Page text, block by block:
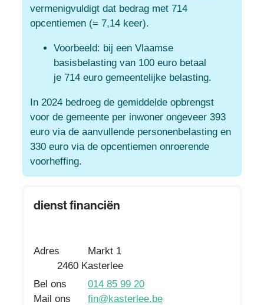
vermenigvuldigt dat bedrag met 714
opcentiemen (= 7,14 keer).
Voorbeeld: bij een Vlaamse
basisbelasting van 100 euro betaal
je 714 euro gemeentelijke belasting.
In 2024 bedroeg de gemiddelde opbrengst
voor de gemeente per inwoner ongeveer 393
euro via de aanvullende personenbelasting en
330 euro via de opcentiemen onroerende
voorheffing.
dienst financiën
Adres
Markt 1
,2460 Kasterlee
Bel ons
014 85 99 20
Mail ons
fin@kasterlee.be